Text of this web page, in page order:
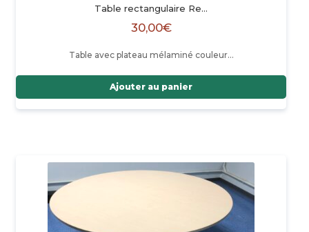
Table rectangulaire Re…
30,00€
Table avec plateau mélaminé couleur…
Ajouter au panier